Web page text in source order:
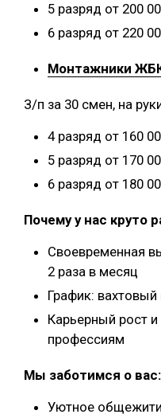
5 разряд от 200
6 разряд от 220
Монтажники
З/п за 30 смен, на
4 разряд от 160
5 разряд от 170
6 разряд от 180
Почему у нас круто
Своевременная
2 раза в месяц
График:
Карьерный рост
профессиям
Мы заботимся о вас:
Уютное